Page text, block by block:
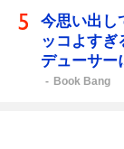
今思い出し
ッコよす
デューサー
Book Bang